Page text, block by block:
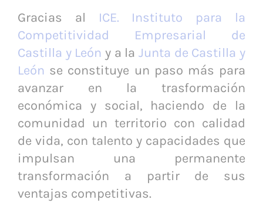
Gracias al ICE. Instituto para la
Competitividad Empresarial de
Castilla y León y a laJunta de Castilla y
León se constituye un paso más para
avanzar en la trasformación
económica y social, haciendo de la
comunidad un territorio con calidad
de vida, con talento y capacidades que
impulsan una permanente
transformación a partir de sus
ventajas competitivas.